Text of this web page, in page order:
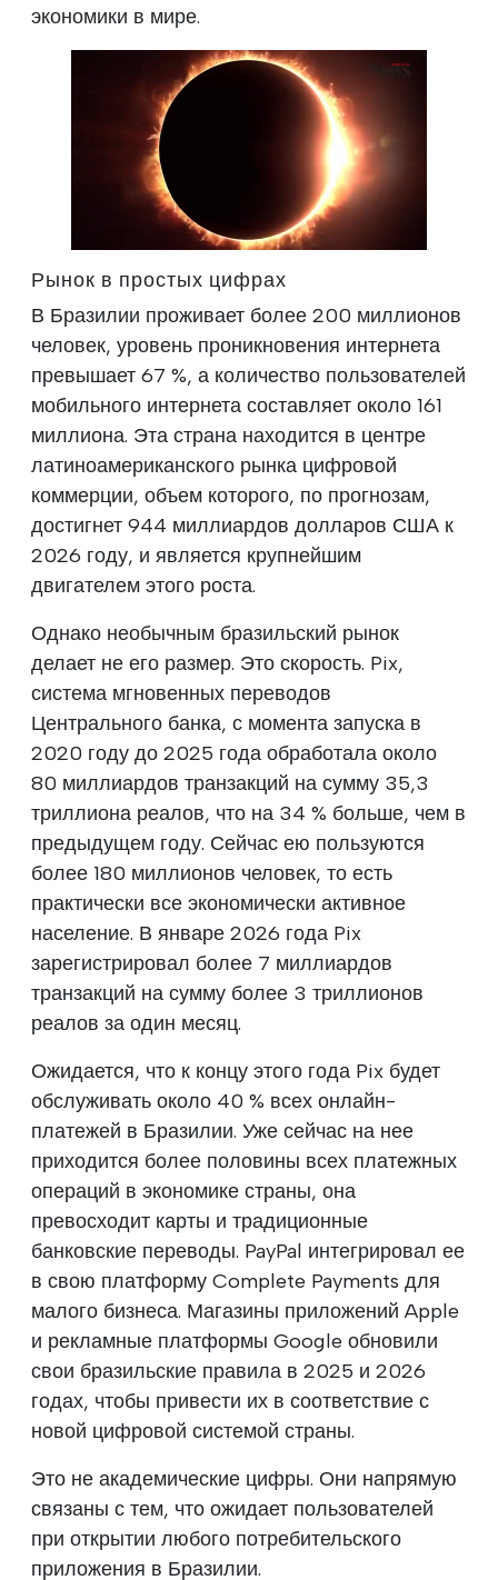
экономики в мире.
Рынок в простых цифрах
В Бразилии проживает более 200 миллионов
человек, уровень проникновения интернета
превышает 67 %, а количество пользователей
мобильного интернета составляет около 161
миллиона. Эта страна находится в центре
латиноамериканского рынка цифровой
коммерции, объем которого, по прогнозам,
достигнет 944 миллиардов долларов США к
2026 году, и является крупнейшим
двигателем этого роста.
Однако необычным бразильский рынок
делает не его размер. Это скорость. Pix,
система мгновенных переводов
Центрального банка, с момента запуска в
2020 году до 2025 года обработала около
80 миллиардов транзакций на сумму 35,3
триллиона реалов, что на 34 % больше, чем в
предыдущем году. Сейчас ею пользуются
более 180 миллионов человек, то есть
практически все экономически активное
население. В январе 2026 года Pix
зарегистрировал более 7 миллиардов
транзакций на сумму более 3 триллионов
реалов за один месяц.
Ожидается, что к концу этого года Pix будет
обслуживать около 40 % всех онлайн-
платежей в Бразилии. Уже сейчас на нее
приходится более половины всех платежных
операций в экономике страны, она
превосходит карты и традиционные
банковские переводы. PayPal интегрировал ее
в свою платформу Complete Payments для
малого бизнеса. Магазины приложений Apple
и рекламные платформы Google обновили
свои бразильские правила в 2025 и 2026
годах, чтобы привести их в соответствие с
новой цифровой системой страны.
Это не академические цифры. Они напрямую
связаны с тем, что ожидает пользователей
при открытии любого потребительского
приложения в Бразилии.